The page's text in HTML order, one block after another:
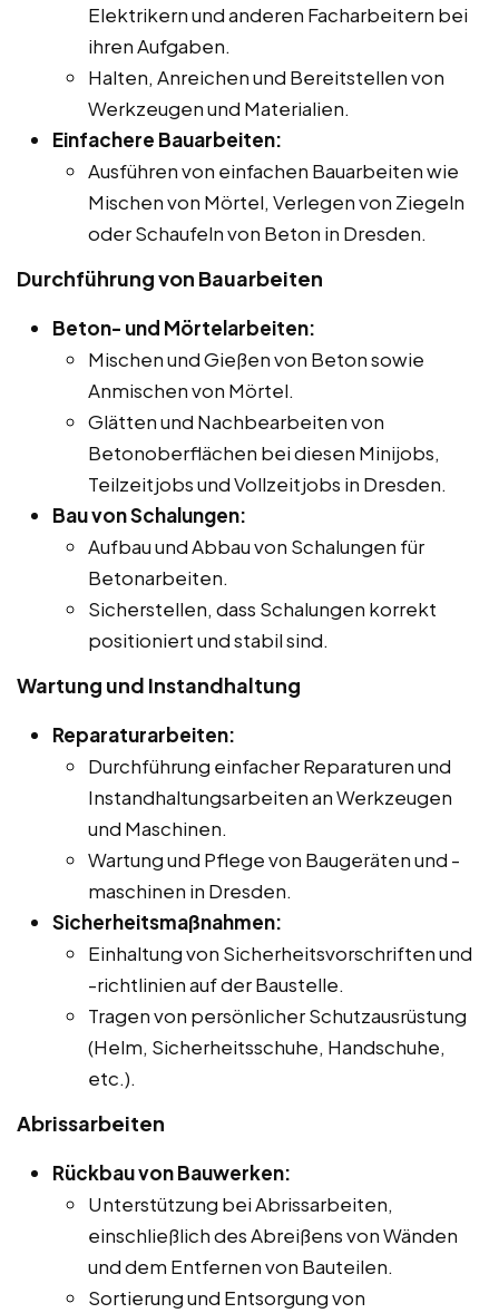
Elektrikern und anderen Facharbeitern bei
ihren Aufgaben.
Halten, Anreichen und Bereitstellen von
Werkzeugen und Materialien.
Einfachere Bauarbeiten:
Ausführen von einfachen Bauarbeiten wie
Mischen von Mörtel, Verlegen von Ziegeln
oder Schaufeln von Beton in Dresden.
Durchführung von Bauarbeiten
Beton- und Mörtelarbeiten:
Mischen und Gießen von Beton sowie
Anmischen von Mörtel.
Glätten und Nachbearbeiten von
Betonoberflächen bei diesen Minijobs,
Teilzeitjobs und Vollzeitjobs in Dresden.
Bau von Schalungen:
Aufbau und Abbau von Schalungen für
Betonarbeiten.
Sicherstellen, dass Schalungen korrekt
positioniert und stabil sind.
Wartung und Instandhaltung
Reparaturarbeiten:
Durchführung einfacher Reparaturen und
Instandhaltungsarbeiten an Werkzeugen
und Maschinen.
Wartung und Pflege von Baugeräten und -
maschinen in Dresden.
Sicherheitsmaßnahmen:
Einhaltung von Sicherheitsvorschriften und
-richtlinien auf der Baustelle.
Tragen von persönlicher Schutzausrüstung
(Helm, Sicherheitsschuhe, Handschuhe,
etc.).
Abrissarbeiten
Rückbau von Bauwerken:
Unterstützung bei Abrissarbeiten,
einschließlich des Abreißens von Wänden
und dem Entfernen von Bauteilen.
Sortierung und Entsorgung von